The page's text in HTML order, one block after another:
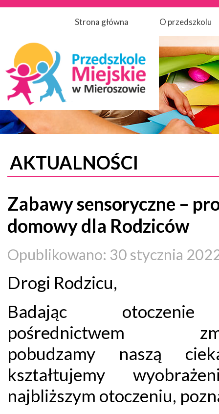
Strona główna O przedszkolu
AKTUALNOŚCI
Zabawy sensoryczne –
domowy dla Rodziców
Opublikowano: 30 stycznia
Drogi Rodzicu,
Badając
pośrednictwem
pobudzamy naszą
kształtujemy
najbliższym otoczeniu,